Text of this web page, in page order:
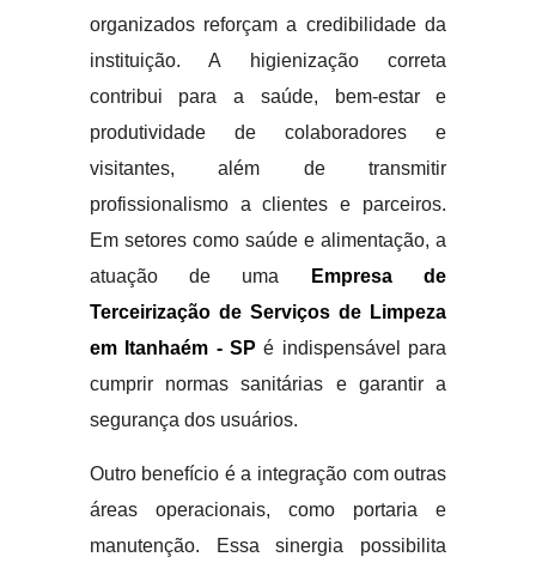
organizados reforçam a credibilidade da
instituição. A higienização correta
contribui para a saúde, bem-estar e
produtividade de colaboradores e
visitantes, além de transmitir
profissionalismo a clientes e parceiros.
Em setores como saúde e alimentação, a
atuação de uma
Empresa de
Terceirização de Serviços de Limpeza
em Itanhaém - SP é indispensável para
cumprir normas sanitárias e garantir a
segurança dos usuários.
Outro benefício é a integração com outras
áreas operacionais, como portaria e
manutenção. Essa sinergia possibilita